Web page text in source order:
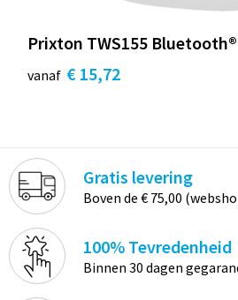
Prixton TWS155
vanaf € 15,72
Gratis levering
Boven de € 75,00
100% Tevredenheid
Binnen 30 dagen